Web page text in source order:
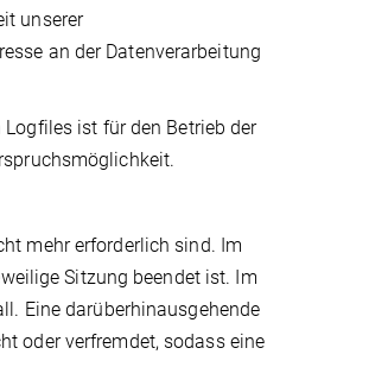
unserer
an der Datenverarbeitung
ist für den Betrieb der
mehr erforderlich sind. Im
Sitzung beendet ist. Im
Eine darüberhinausgehende
oder verfremdet, sodass eine